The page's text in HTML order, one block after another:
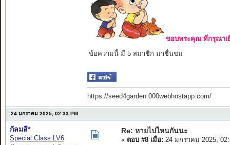
ขอบพระคุณ ที่กรุณาเ
ข้อความนี้ มี 5 สมาชิก มาชื่นชม
https://seed4garden.000webhostapp.com/
24 มกราคม 2025, 02:33:PM
กัลมลี*
Special Class LV6
Re: หายไปไหนกันนะ
« ตอบ #8 เมื่อ: 24 มกราคม 2025,